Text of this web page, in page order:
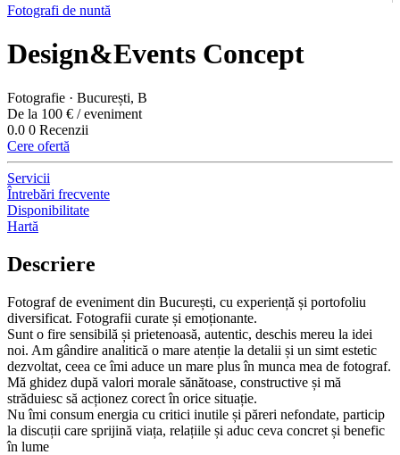
Fotografi de nuntă
Design&Events Concept
Fotografie · București, B
De la 100 € / eveniment
0.0 0 Recenzii
Cere ofertă
Servicii
Întrebări frecvente
Disponibilitate
Hartă
Descriere
Fotograf de eveniment din București, cu experiență și portofoliu
diversificat. Fotografii curate și emoționante.
Sunt o fire sensibilă și prietenoasă, autentic, deschis mereu la idei
noi. Am gândire analitică o mare atenție la detalii și un simt estetic
dezvoltat, ceea ce îmi aduce un mare plus în munca mea de fotograf.
Mă ghidez după valori morale sănătoase, constructive și mă
străduiesc să acționez corect în orice situație.
Nu îmi consum energia cu critici inutile și păreri nefondate, particip
la discuții care sprijină viața, relațiile și aduc ceva concret și benefic
în lume